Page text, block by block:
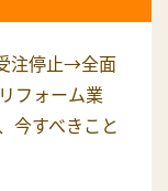
注停止→全面
フォーム業
今すべきこと